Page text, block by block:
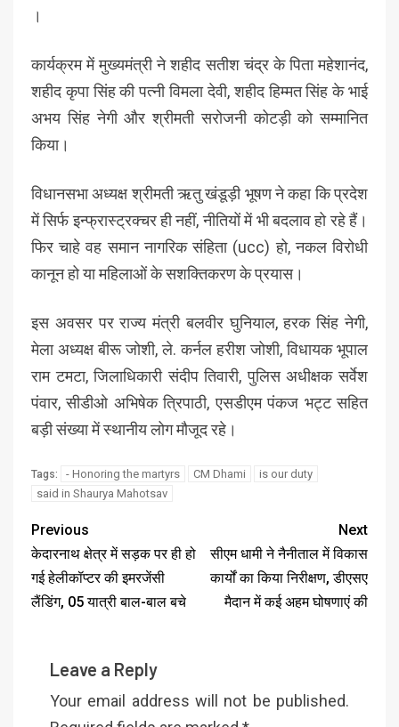
।
कार्यक्रम में मुख्यमंत्री ने शहीद सतीश चंद्र के पिता महेशानंद,
शहीद कृपा सिंह की पत्नी विमला देवी, शहीद हिम्मत सिंह के भाई
अभय सिंह नेगी और श्रीमती सरोजनी कोटड़ी को सम्मानित
किया।
विधानसभा अध्यक्ष श्रीमती ऋतु खंडूड़ी भूषण ने कहा कि प्रदेश
में सिर्फ इन्फ्रास्ट्रक्चर ही नहीं, नीतियों में भी बदलाव हो रहे हैं।
फिर चाहे वह समान नागरिक संहिता (ucc) हो, नकल विरोधी
कानून हो या महिलाओं के सशक्तिकरण के प्रयास।
इस अवसर पर राज्य मंत्री बलवीर घुनियाल, हरक सिंह नेगी,
मेला अध्यक्ष बीरू जोशी, ले. कर्नल हरीश जोशी, विधायक भूपाल
राम टमटा, जिलाधिकारी संदीप तिवारी, पुलिस अधीक्षक सर्वेश
पंवार, सीडीओ अभिषेक त्रिपाठी, एसडीएम पंकज भट्ट सहित
बड़ी संख्या में स्थानीय लोग मौजूद रहे।
Tags: - Honoring the martyrs CM Dhami
is our duty
said in Shaurya Mahotsav
Previous
केदारनाथ क्षेत्र में सड़क पर ही हो
गई हेलीकॉप्टर की इमरजेंसी
लैंडिंग, 05 यात्री बाल-बाल बचे
Next
सीएम धामी ने नैनीताल में विकास
कार्यों का किया निरीक्षण, डीएसए
मैदान में कई अहम घोषणाएं की
Leave a Reply
Your email address will not be published.